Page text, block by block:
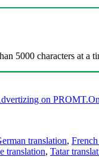
5000 characters at a
on
translation,
translation, Tatar